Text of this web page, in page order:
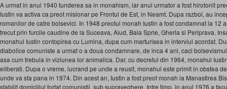
A urmat in anul 1940 tunderea sa in monahism, iar anul urmator a fost hirotonit
Iustin va activa ca preot misionar pe Frontul de Est, in Neamt. Dupa razboi, au
romanilor de catre bolsevici. In 1948 preotul monah Iustin a fost condamnat la 12
trecut prin furcile caudine de la Suceava, Aiud, Baia Sprie, Gherla si Periprava.
monahul Iustin contopirea cu Lumina, dupa cum marturisea in interviul acordat.
diabolice comuniste a urmat o a doua condamnare, de inca 4 ani, caci
asa cum trebuia in viziunea lor animalica. Dar, cu decretul din 1964, monahul
eliberati. Dupa o vreme, lucrand pe unde a reusit, monahul este primit in obstea
unde va sta pana in 1974. Din acest an, Iustin a fost preot monah la Manastirea
stabilit domiciliul fortat comunistii, sub supraveghere. Intre timp, in anul 1976 a